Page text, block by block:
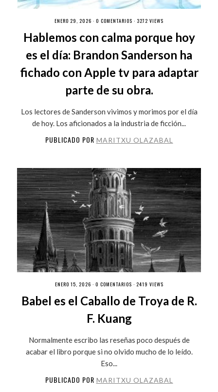
ENERO 29, 2026 · 0 COMENTARIOS · 3272 VIEWS
Hablemos con calma porque hoy
es el día: Brandon Sanderson ha
fichado con Apple tv para adaptar
parte de su obra.
Los lectores de Sanderson vivimos y morimos por el día
de hoy. Los aficionados a la industria de ficción...
PUBLICADO POR MARITXU OLAZABAL
ENERO 15, 2026 · 0 COMENTARIOS · 2419 VIEWS
Babel es el Caballo de Troya de R.
F. Kuang
Normalmente escribo las reseñas poco después de
acabar el libro porque si no olvido mucho de lo leído.
Eso...
PUBLICADO POR MARITXU OLAZABAL